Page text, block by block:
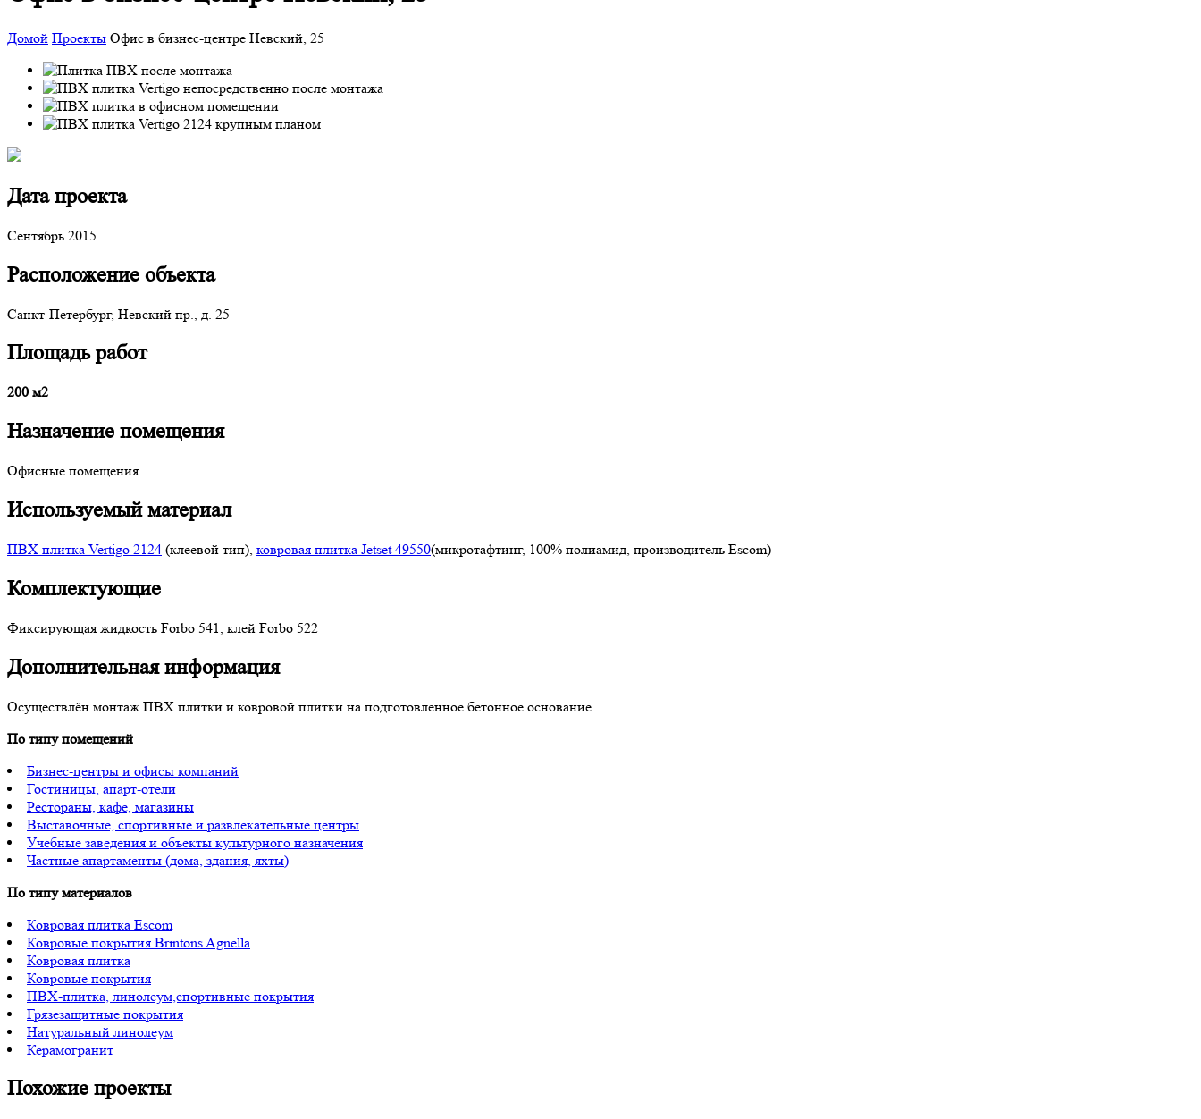
Домой Проекты Офис в бизнес-центре Невский, 25
Дата проекта
Сентябрь 2015
Расположение объекта
Санкт-Петербург, Невский пр., д. 25
Площадь работ
200 м2
Назначение помещения
Офисные помещения
Используемый материал
ПВХ плитка Vertigo 2124 (клеевой тип), ковровая плитка Jetset 49550(микротафтинг, 100% полиамид, производитель Escom)
Комплектующие
Фиксирующая жидкость Forbo 541, клей Forbo 522
Дополнительная информация
Осуществлён монтаж ПВХ плитки и ковровой плитки на подготовленное бетонное основание.
По типу помещений
Бизнес-центры и офисы компаний
Гостиницы, апарт-отели
Рестораны, кафе, магазины
Выставочные, спортивные и развлекательные центры
Учебные заведения и объекты культурного назначения
Частные апартаменты (дома, здания, яхты)
По типу материалов
Ковровая плитка Escom
Ковровые покрытия Brintons Agnella
Ковровая плитка
Ковровые покрытия
ПВХ-плитка, линолеум,спортивные покрытия
Грязезащитные покрытия
Натуральный линолеум
Керамогранит
Похожие проекты